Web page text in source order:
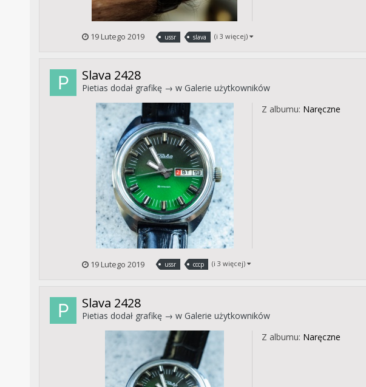
19 Lutego 2019 ussr slava (i 3 więcej)
Slava 2428
Pietias dodał grafikę → w Galerie użytkowników
Z albumu: Naręczne
19 Lutego 2019 ussr cccp (i 3 więcej)
Slava 2428
Pietias dodał grafikę → w Galerie użytkowników
Z albumu: Naręczne